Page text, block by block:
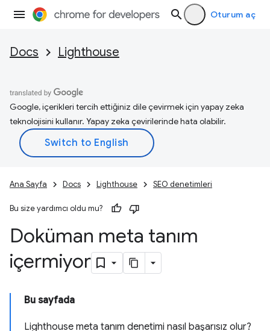
Oturum aç
Docs Lighthouse
Google, içerikleri tercih ettiğiniz dile çevirmek için yapay zeka
teknolojisini kullanır. Yapay zeka çevirilerinde hata olabilir.
Ana Sayfa Docs Lighthouse SEO denetimleri
Bu size yardımcı oldu mu?
Doküman meta tanım
içermiyor
Bu sayfada
Lighthouse meta tanım denetimi nasıl başarısız olur?